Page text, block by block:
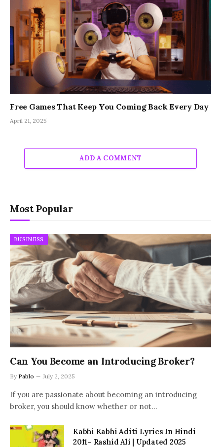
Free Games That Keep You Coming Back Every Day
April 21, 2025
ADD A COMMENT
Most Popular
BUSINESS
Can You Become an Introducing Broker?
By Pablo July 2, 2025
If you are passionate about becoming an introducing
broker, you should know whether or not…
Kabhi Kabhi Aditi Lyrics In Hindi
2011– Rashid Ali | Updated 2025